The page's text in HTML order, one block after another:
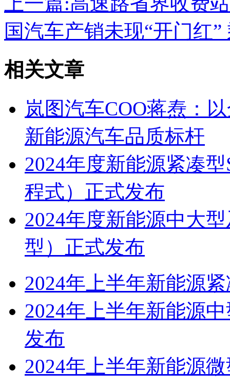
国汽车产销未现“开门红
相关文章
岚图汽车COO蒋焘：
新能源汽车品质标杆
2024年度新能源紧凑
程式）正式发布
2024年度新能源中大
型）正式发布
2024年上半年新能源
2024年上半年新能源
发布
2024年上半年新能源